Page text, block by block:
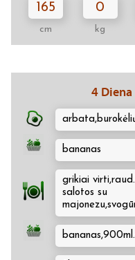
165
cm
0
kg
4 Diena
bananas
grikiai
salotos su